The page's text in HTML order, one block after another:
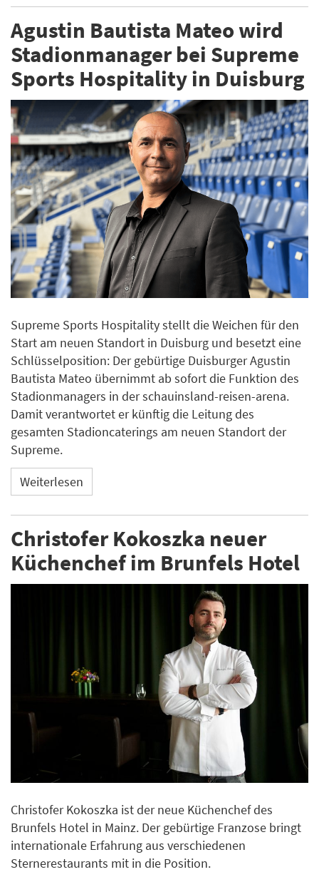
​​​​​​​Agustin Bautista Mateo wird
Stadionmanager bei Supreme
Sports Hospitality in Duisburg
Supreme Sports Hospitality stellt die Weichen für den
Start am neuen Standort in Duisburg und besetzt eine
Schlüsselposition: Der gebürtige Duisburger Agustin
Bautista Mateo übernimmt ab sofort die Funktion des
Stadionmanagers in der schauinsland-reisen-arena.
Damit verantwortet er künftig die Leitung des
gesamten Stadioncaterings am neuen Standort der
Supreme.
Weiterlesen
Christofer Kokoszka neuer
Küchenchef im Brunfels Hotel
Christofer Kokoszka ist der neue Küchenchef des
Brunfels Hotel in Mainz. Der gebürtige Franzose bringt
internationale Erfahrung aus verschiedenen
Sternerestaurants mit in die Position.